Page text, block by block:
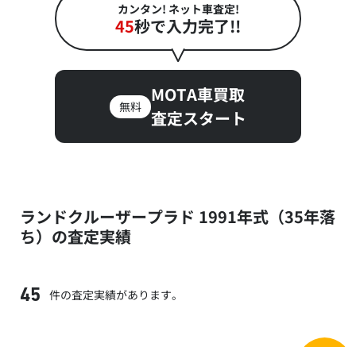
カンタン! ネット車査定!
45秒で入力完了!!
無料
MOTA車買取
査定スタート
ランドクルーザープラド 1991年式（35年落
ち）の査定実績
45 件の査定実績があります。